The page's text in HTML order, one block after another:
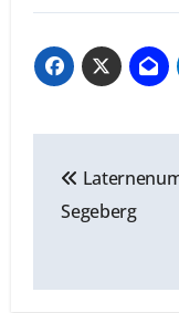
Segeberg